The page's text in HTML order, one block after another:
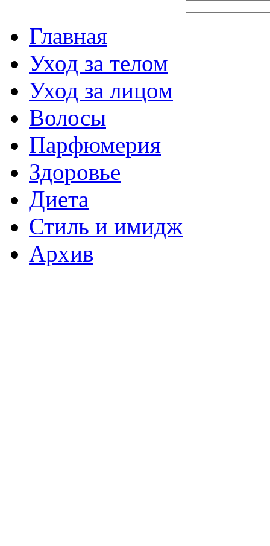
Главная
Уход за телом
Уход за лицом
Волосы
Парфюмерия
Здоровье
Диета
Стиль и имидж
Архив